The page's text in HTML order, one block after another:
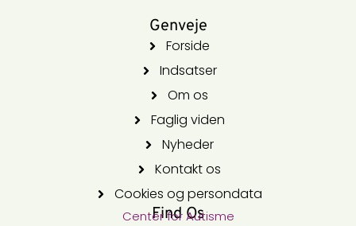
Genveje
Forside
Indsatser
Om os
Faglig viden
Nyheder
Kontakt os
Cookies og persondata
Find Os
Center for Autisme​